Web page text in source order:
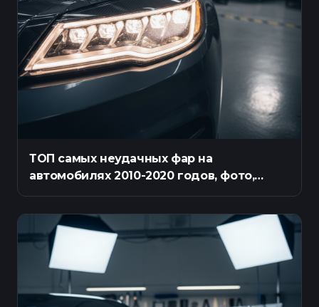
ТОП самых неудачных фар на
автомобилях 2010-2020 годов, фото,
описание проблем